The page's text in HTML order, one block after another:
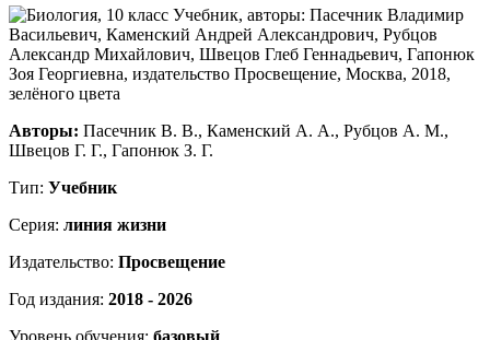
Авторы: Пасечник В. В., Каменский А. А., Рубцов А. М.,
Швецов Г. Г., Гапонюк З. Г.
Тип: Учебник
Серия: линия жизни
Издательство: Просвещение
Год издания: 2018 - 2026